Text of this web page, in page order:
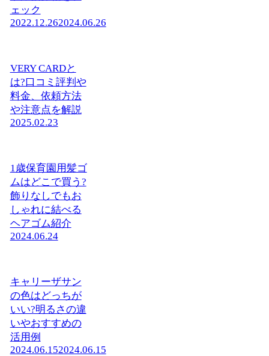
ェック
2022.12.262024.06.26
VERY CARDと
は?口コミ評判や
料金、依頼方法
や注意点を解説
2025.02.23
1歳保育園用髪ゴ
ムはどこで買う?
飾りなしでもお
しゃれに結べる
ヘアゴム紹介
2024.06.24
キャリーザサン
の色はどっちが
いい?明るさの違
いやおすすめの
活用例
2024.06.152024.06.15